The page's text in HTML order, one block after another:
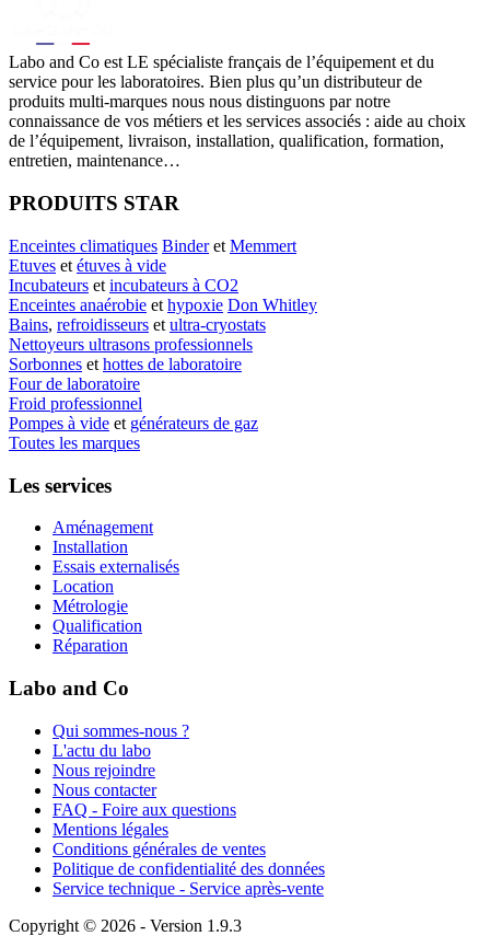
Labo and Co est LE spécialiste français de l’équipement et du
service pour les laboratoires. Bien plus qu’un distributeur de
produits multi-marques nous nous distinguons par notre
connaissance de vos métiers et les services associés : aide au choix
de l’équipement, livraison, installation, qualification, formation,
entretien, maintenance…
PRODUITS STAR
Enceintes climatiques Binderet Memmert
Etuves et étuves à vide
Incubateurs et incubateurs à CO2
Enceintes anaérobie et hypoxie Don Whitley
Bains, refroidisseurs et ultra-cryostats
Nettoyeurs ultrasons professionnels
Sorbonnes et hottes de laboratoire
Four de laboratoire
Froid professionnel
Pompes à vide et générateurs de gaz
Toutes les marques
Les services
Aménagement
Installation
Essais externalisés
Location
Métrologie
Qualification
Réparation
Labo and Co
Qui sommes-nous ?
L'actu du labo
Nous rejoindre
Nous contacter
FAQ - Foire aux questions
Mentions légales
Conditions générales de ventes
Politique de confidentialité des données
Service technique - Service après-vente
Copyright © 2026 - Version 1.9.3